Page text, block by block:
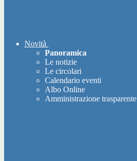
Novità
Panoramica
Le notizie
Le circolari
Calendario eventi
Albo Online
Amministrazione trasparente